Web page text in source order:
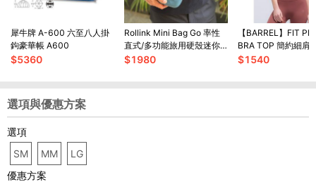
犀牛牌 A-600 六至八人掛
鉤豪華帳 A600
$5360
Rollink Mini Bag Go 率性
直式/多功能旅用硬殼迷你
包
$1980
【BARREL】FIT
BRA TOP 簡約細肩
上衣 #DUSTY PINK
$1540
選項與優惠方案
選項
SM
MM
LG
優惠方案